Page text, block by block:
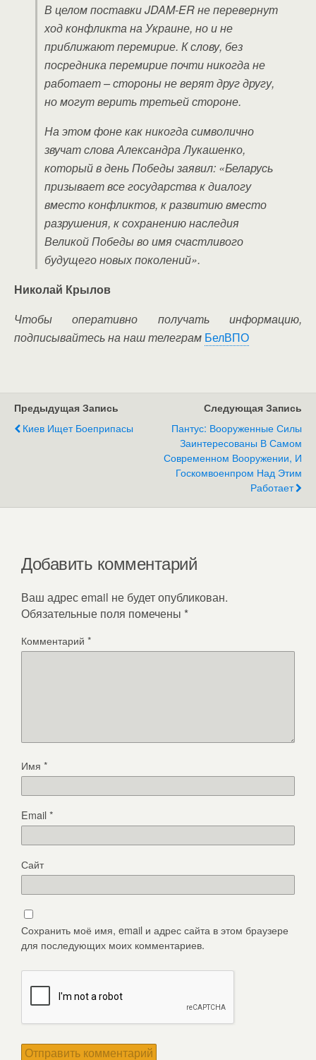
В целом поставки JDAM‑ER не перевернут
ход конфликта на Украине, но и не
приближают перемирие. К слову, без
посредника перемирие почти никогда не
работает – стороны не верят друг другу,
но могут верить третьей стороне.
На этом фоне как никогда символично
звучат слова Александра Лукашенко,
который в день Победы заявил: «Беларусь
призывает все государства к диалогу
вместо конфликтов, к развитию вместо
разрушения, к сохранению наследия
Великой Победы во имя счастливого
будущего новых поколений».
Николай Крылов
Чтобы оперативно получать информацию,
подписывайтесь на наш телеграм БелВПО
Предыдущая Запись
Киев Ищет Боеприпасы
Следующая Запись
Пантус: Вооруженные Силы
Заинтересованы В Самом
Современном Вооружении, И
Госкомвоенпром Над Этим
Работает
Добавить комментарий
Ваш адрес email не будет опубликован.
Обязательные поля помечены *
Комментарий *
Имя *
Email*
Сайт
Сохранить моё имя, email и адрес сайта в этом браузере
для последующих моих комментариев.